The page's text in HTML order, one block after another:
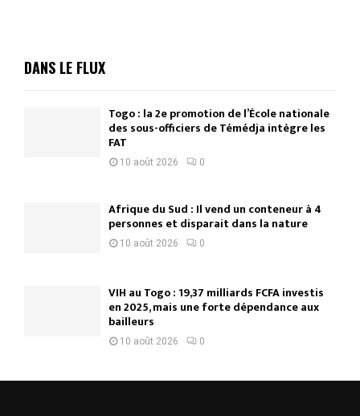
DANS LE FLUX
Togo : la 2e promotion de l’École nationale
des sous-officiers de Témédja intègre les
FAT
10 août 2026 0
Afrique du Sud : Il vend un conteneur à 4
personnes et disparait dans la nature
10 août 2026 0
VIH au Togo : 19,37 milliards FCFA investis
en 2025, mais une forte dépendance aux
bailleurs
10 août 2026 0